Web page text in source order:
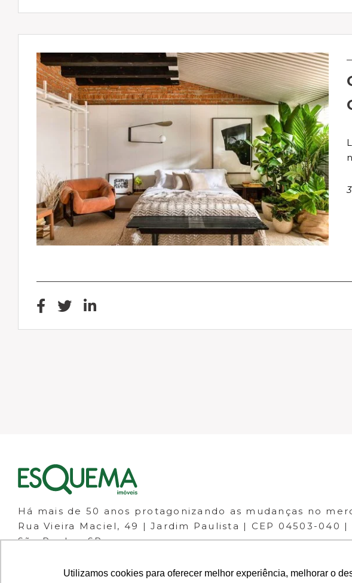
Utilizamos cookies para oferecer melhor experiência, melhorar o
Há mais de 50 anos protagonizando as mudanças no
Rua Vieira Maciel, 49 | Jardim Paulista | CEP 04503-040 |
São Paulo - SP
(11) 98266-1111 (11) 3061-1133